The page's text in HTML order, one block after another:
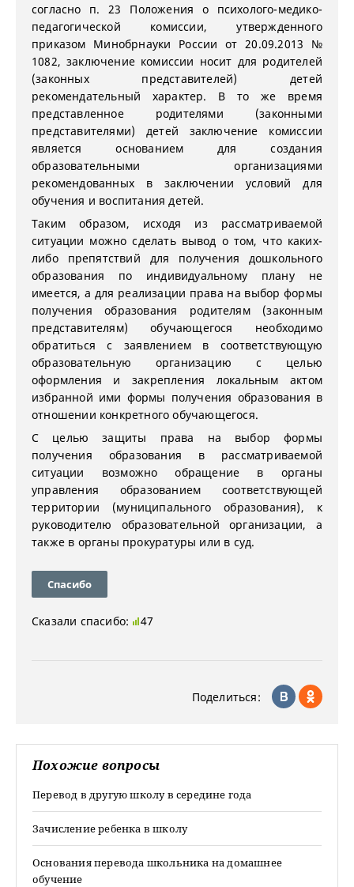
согласно п. 23 Положения о психолого-медико-
педагогической комиссии, утвержденного
приказом Минобрнауки России от 20.09.2013 №
1082, заключение комиссии носит для родителей
(законных представителей) детей
рекомендательный характер. В то же время
представленное родителями (законными
представителями) детей заключение комиссии
является основанием для создания
образовательными организациями
рекомендованных в заключении условий для
обучения и воспитания детей.
Таким образом, исходя из рассматриваемой
ситуации можно сделать вывод о том, что каких-
либо препятствий для получения дошкольного
образования по индивидуальному плану не
имеется, а для реализации права на выбор формы
получения образования родителям (законным
представителям) обучающегося необходимо
обратиться с заявлением в соответствующую
образовательную организацию с целью
оформления и закрепления локальным актом
избранной ими формы получения образования в
отношении конкретного обучающегося.
С целью защиты права на выбор формы
получения образования в рассматриваемой
ситуации возможно обращение в органы
управления образованием соответствующей
территории (муниципального образования), к
руководителю образовательной организации, а
также в органы прокуратуры или в суд.
Спасибо
Сказали спасибо: 47
Поделиться:
Похожие вопросы
Перевод в другую школу в середине года
Зачисление ребенка в школу
Основания перевода школьника на домашнее
обучение